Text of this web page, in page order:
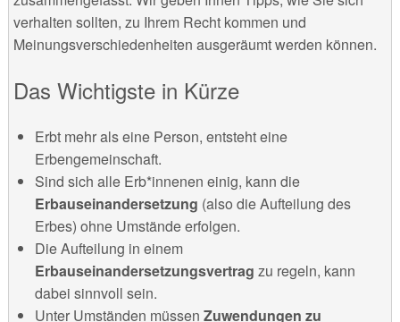
verhalten sollten, zu Ihrem Recht kommen und
Meinungsverschiedenheiten ausgeräumt werden können.
Das Wichtigste in Kürze
Erbt mehr als eine Person, entsteht eine
Erbengemeinschaft.
Sind sich alle Erb*innenen einig, kann die
Erbauseinandersetzung (also die Aufteilung des
Erbes) ohne Umstände erfolgen.
Die Aufteilung in einem
Erbauseinandersetzungsvertrag zu regeln, kann
dabei sinnvoll sein.
Unter Umständen müssen Zuwendungen zu